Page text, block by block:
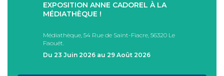
EXPOSITION ANNE CADOREL À LA
MÉDIATHÈQUE !
Médiathèque, 54 Rue de Saint-Fiacre, 56320 Le
Faouët.
Du 23 Juin 2026 au 29 Août 2026